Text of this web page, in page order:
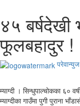
४५ बर्षदेखी
फूलबहादुर !
परेवान्युज
म्याग्दी । सिन्धुपाल्चोकका ६०
म्याग्दीका गाउँमा पुगी पुराना